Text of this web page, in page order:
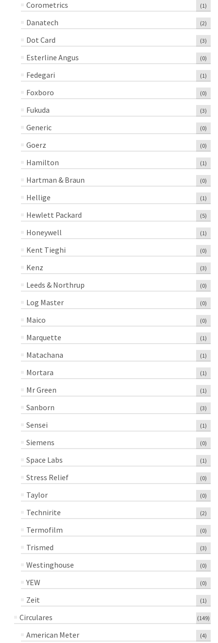
Corometrics (1)
Danatech (2)
Dot Card (3)
Esterline Angus (0)
Fedegari (1)
Foxboro (0)
Fukuda (3)
Generic (0)
Goerz (0)
Hamilton (1)
Hartman & Braun (0)
Hellige (1)
Hewlett Packard (5)
Honeywell (1)
Kent Tieghi (0)
Kenz (3)
Leeds & Northrup (0)
Log Master (0)
Maico (0)
Marquette (1)
Matachana (1)
Mortara (1)
Mr Green (1)
Sanborn (3)
Sensei (1)
Siemens (0)
Space Labs (1)
Stress Relief (0)
Taylor (0)
Technirite (2)
Termofilm (0)
Trismed (3)
Westinghouse (0)
YEW (0)
Zeit (1)
Circulares (149)
American Meter (4)